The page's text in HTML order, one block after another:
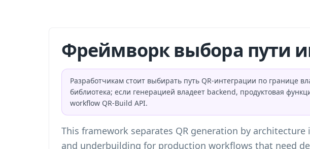
Фреймворк выбора пути
Разработчикам стоит выбирать путь QR-интеграции по границе
библиотека; если генерацией владеет backend, продуктовая
workflow QR-Build API.
This framework separates QR generation by
and underbuilding for production workflows that need